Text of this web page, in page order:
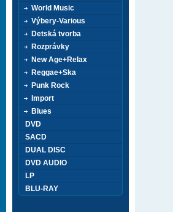
World Music
Výbery-Various
Detská tvorba
Rozprávky
New Age+Relax
Reggae+Ska
Punk Rock
Import
Blues
DVD
SACD
DUAL DISC
DVD AUDIO
LP
BLU-RAY